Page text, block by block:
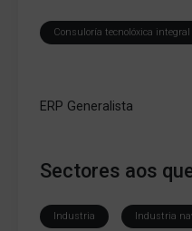
Consuloría tecnolóxica integral
ERP Generalista
Sectores aos
Industria Industria